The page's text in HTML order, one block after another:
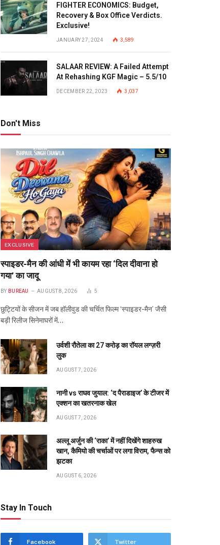
FIGHTER ECONOMICS: Budget,
Recovery & Box Office Verdicts.
Exclusive!
JANUARY 27, 2024 3,589
SALAAR REVIEW: A Failed Attempt
At Rehashing KGF Magic – 5.5/10
DECEMBER 22, 2023 3,037
Don't Miss
EXCLUSIVE
स्पाइडर-मैन की आंधी में भी कायम रहा ‘दिल दीवाना हो
गया’ का जादू
BY BUREAU AUGUST 8, 2026 5
छुट्टियों के सीजन में जब हॉलीवुड की चर्चित फिल्म ‘स्पाइडर-मैन’ जैसी
बड़ी रिलीज सिनेमाघरों में…
उर्वशी रौतेला का ₹27 करोड़ का रॉयल लग्ज़री
लुक
AUGUST 7, 2026
नानी vs राघव जुयाल: ‘द पैराडाइज’ के टीजर में
एक्शन का खतरनाक खेल
AUGUST 7, 2026
अल्लू अर्जुन की ‘राका’ में नहीं दिखेंगे शाहरुख
खान, कैमियो की चर्चाओं पर लगा विराम, फैन्स को
झटका
AUGUST 6, 2026
Stay In Touch
Facebook Twitter